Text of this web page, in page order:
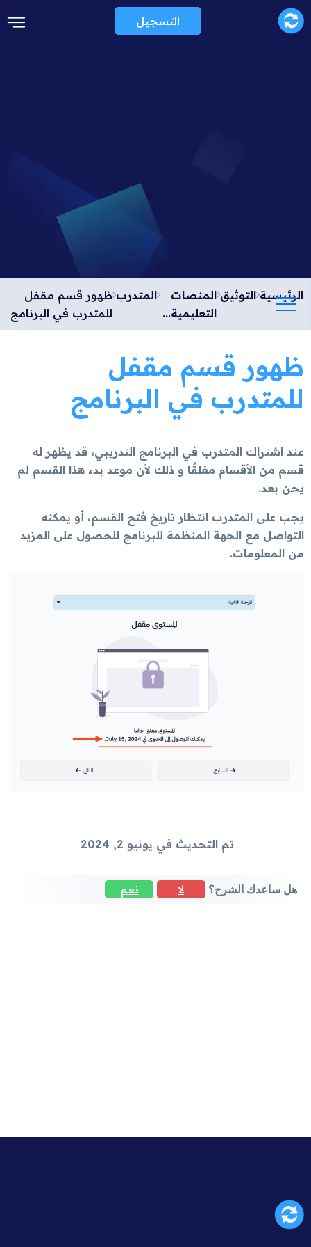
التسجيل
الرئيسية التوثيق المنصات
التعليمية...
المتدرب ظهور قسم مقفل
للمتدرب في البرنامج
ظهور قسم مقفل
للمتدرب في البرنامج
عند اشتراك المتدرب في البرنامج التدريبي، قد يظهر له
قسم من الأقسام مغلقًا و ذلك لأن موعد بدء هذا القسم لم
يحن بعد.
يجب على المتدرب انتظار تاريخ فتح القسم، أو يمكنه
التواصل مع الجهة المنظمة للبرنامج للحصول على المزيد
من المعلومات.
تم التحديث في يونيو 2, 2024
هل ساعدك الشرح؟ لا نعم